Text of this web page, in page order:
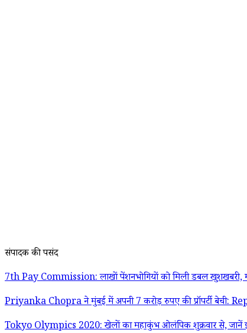
संपादक की पसंद
7th Pay Commission: लाखों पेंशनभोगियों को मिली डबल खुशखबरी,
Priyanka Chopra ने मुंबई में अपनी 7 करोड़ रुपए की प्रॉपर्टी बेची:
Tokyo Olympics 2020: खेलों का महाकुंभ ओलंपिक शुक्रवार से, जानें